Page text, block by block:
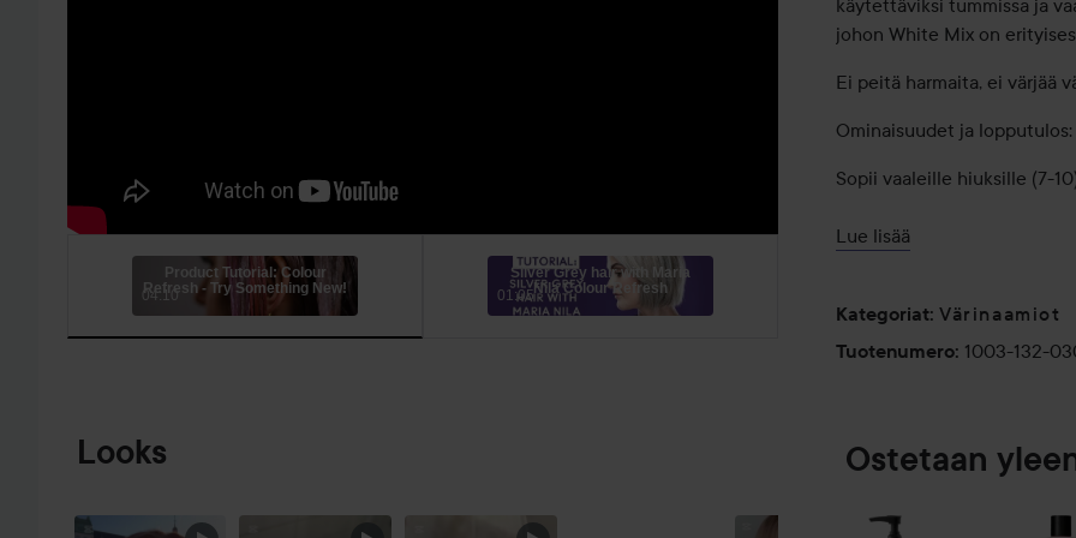
Product Tutorial: Colour
Refresh - Try Something New!
04:10
Silver Grey hair with Maria
Nila Colour Refresh
01:05
Looks
ROSÉ
käytettäviksi tummissa ja
johon White Mix on
Ei peitä harmaita, ei värjää
Ominaisuudet ja lopputulos:
Sopii vaaleille hiuksille (7-
Tuote ei välttämättä sävytä
aiheuttaa värjäymiä.
Ei peitä harmaita.
Pese hiukset ja levitä
Huuhtele ja viimeistele
Lue lisää
Kategoriat: Värinaamiot
Tuotenumero: 1003-132-
Ostetaan